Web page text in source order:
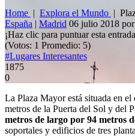
Home | Explora el Mundo |
España | Madrid 06 julio 2018 por
¡Haz clic para puntuar esta
(Votos: 1 Promedio: 5)
#Lugares Interesantes
1875
0
La Plaza Mayor está situada en el
metros de la Puerta del Sol y del
metros de largo por 94 metros
soportales y edificios de tres